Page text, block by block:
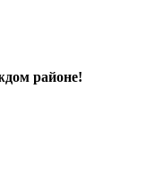
районе!